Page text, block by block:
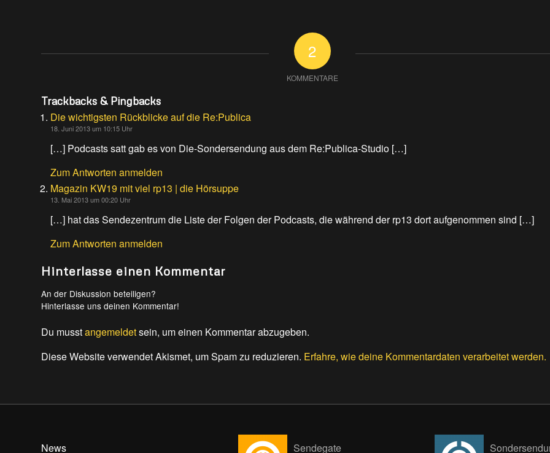
2
KOMMENTARE
Trackbacks & Pingbacks
Die wichtigsten Rückblicke auf die Re:Publica
18. Juni 2013 um 10:15 Uhr
[…] Podcasts satt gab es von Die-Sondersendung aus dem Re:Publica-Studio […]
Zum Antworten anmelden
Magazin KW19 mit viel rp13 | die Hörsuppe
13. Mai 2013 um 00:20 Uhr
[…] hat das Sendezentrum die Liste der Folgen der Podcasts, die während der rp13 dort aufgenommen sind […]
Zum Antworten anmelden
Hinterlasse einen Kommentar
An der Diskussion beteiligen?
Hinterlasse uns deinen Kommentar!
Du musstangemeldetsein, um einen Kommentar abzugeben.
Diese Website verwendet Akismet, um Spam zu reduzieren. Erfahre, wie deine Kommentardaten verarbeitet werden.
News Sendegate